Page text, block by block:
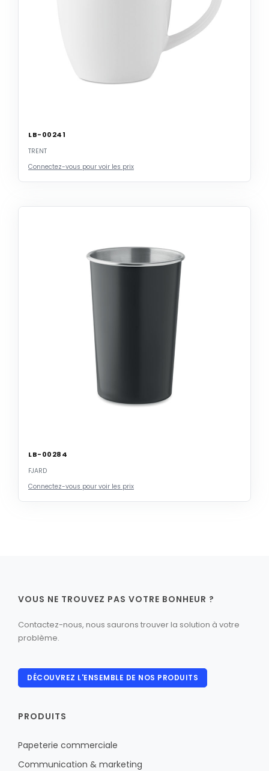
LB-00241
TRENT
Connectez-vous pour voir les prix
LB-00284
FJARD
Connectez-vous pour voir les prix
VOUS NE TROUVEZ PAS VOTRE BONHEUR ?
Contactez-nous, nous saurons trouver la solution à votre
problème.
DÉCOUVREZ L'ENSEMBLE DE NOS PRODUITS
PRODUITS
Papeterie commerciale
Communication & marketing